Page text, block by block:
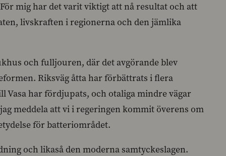
mig har det varit viktigt att nå resultat och att
livskraften i regionerna och den jämlika
och fulljouren, där det avgörande blev
Riksväg åtta har förbättrats i flera
har fördjupats, och otaliga mindre vägar
meddela att vi i regeringen kommit överens om
för batteriområdet.
och likaså den moderna samtyckeslagen.